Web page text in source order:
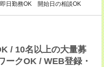
日勤務OK 開始日の相談OK
/ 10名以上の大量募
ークOK / WEB登録・